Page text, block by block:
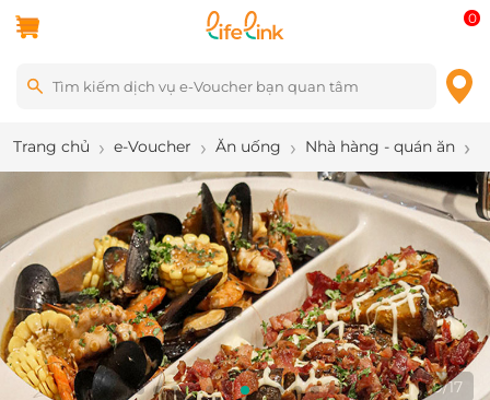
0
Trang chủ e-Voucher Ăn uống Nhà hàng - quán ăn
9/17